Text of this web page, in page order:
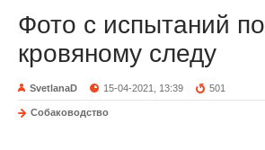
Фото с испытаний по
кровяному следу
SvetlanaD 15-04-2021, 13:39 501
Собаководство